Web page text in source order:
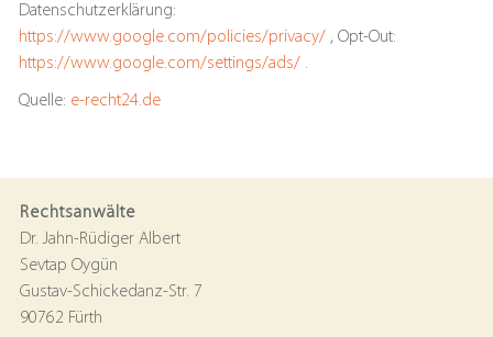
Datenschutzerklärung:
https://www.google.com/policies/privacy/ , Opt-Out:
https://www.google.com/settings/ads/ .
Quelle: e-recht24.de
Rechtsanwälte
Dr. Jahn-Rüdiger Albert
Sevtap Oygün
Gustav-Schickedanz-Str. 7
90762 Fürth